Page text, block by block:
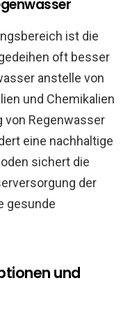
ist die
oft besser
anstelle von
und Chemikalien
von Regenwasser
eine nachhaltige
sichert die
der
gesunde
und